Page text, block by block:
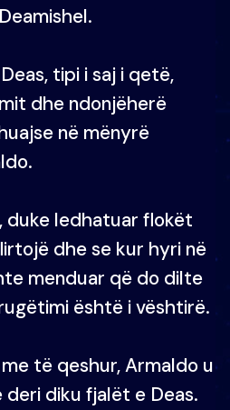
tipi i saj i qetë,
dhe ndonjëherë
në mënyrë
duke ledhatuar flokët
dhe se kur hyri në
menduar që do dilte
është i vështirë.
të qeshur, Armaldo u
diku fjalët e Deas.